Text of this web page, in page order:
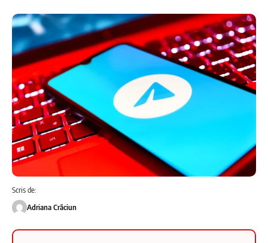
Scris de:
Adriana Crăciun